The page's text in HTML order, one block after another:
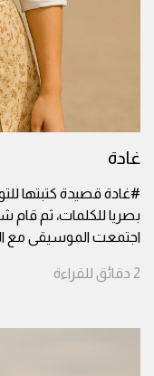
غادة
#غادة قصيدة كتبتها
بصريا للكلمات، ثم قام
اجتمعت الموسيقى مع
2 دقائق للقراءة